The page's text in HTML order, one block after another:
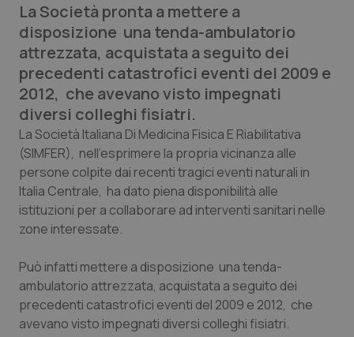
Lettere al direttore
Edizioni Regionali
QS Pro
Professionisti Sanitari.AI
Abruzzo
Basilicata
Calabria
Campania
QS Pro Gold
Artrite & artrosi
Asma & BPCO
Car-T
QS Club Newsletter
La Società pronta a mettere a
disposizione una tenda-ambulatorio
attrezzata, acquistata a seguito dei
precedenti catastrofici eventi del 2009 e
2012, che avevano visto impegnati
diversi colleghi fisiatri.
La Società Italiana Di Medicina Fisica E Riabilitativa
(SIMFER), nell’esprimere la propria vicinanza alle
persone colpite dai recenti tragici eventi naturali in
Italia Centrale, ha dato piena disponibilità alle
istituzioni per a collaborare ad interventi sanitari nelle
zone interessate.
Può infatti mettere a disposizione una tenda-
ambulatorio attrezzata, acquistata a seguito dei
precedenti catastrofici eventi del 2009 e 2012, che
avevano visto impegnati diversi colleghi fisiatri.